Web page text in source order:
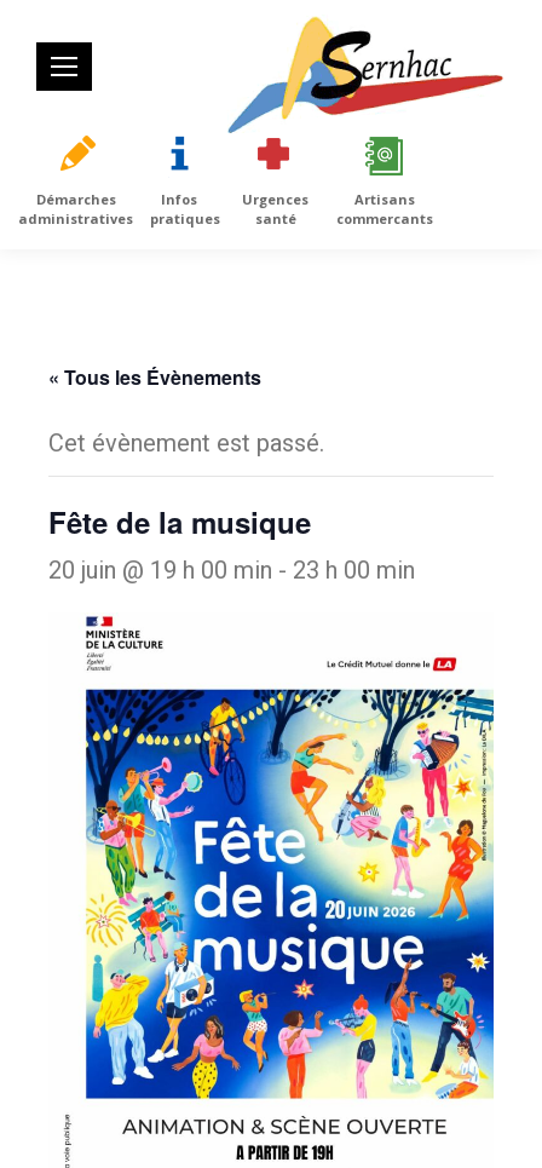
Démarches
administratives
Infos
pratiques
Urgences
santé
Artisans
commercants
« Tous les Évènements
Cet évènement est passé.
Fête de la musique
20 juin @ 19 h 00 min - 23 h 00 min